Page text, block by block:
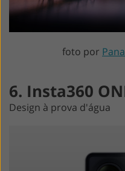
foto por
6. Insta360
Design à prova d'água